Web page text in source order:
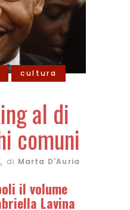
cultura
al di
comuni
di Marta D'Auria
il volume
Lavina